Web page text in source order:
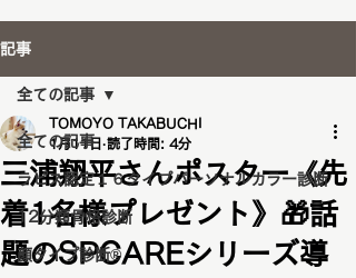
記事
全ての記事
ラピス認定１６タイプパーソナルカラー診断
12分類骨格診断
顔タイプ診断®️
全ての記事
三浦翔平さんポスター《先
着1名様プレゼント》🎁話
題のSPCAREシリーズ導
TOMOYO TAKABUCHI
1月11日 読了時間: 4分